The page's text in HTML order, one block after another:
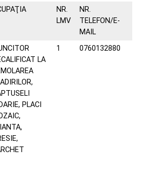
NR.
LMV
NR.
TELEFON/E-
MAIL
LA
PLACI
1 0760132880